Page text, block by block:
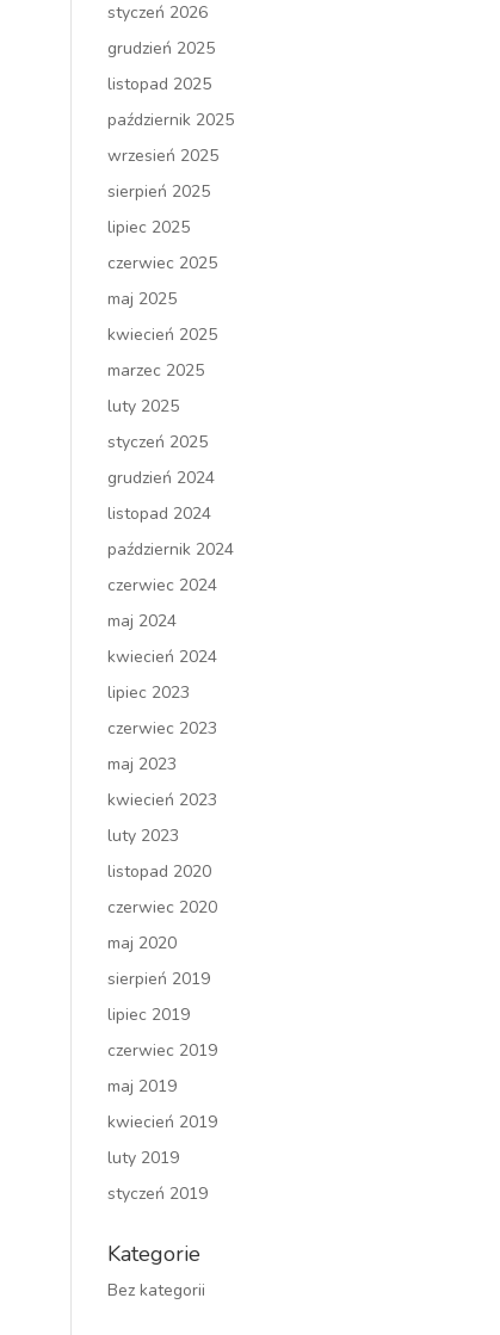
styczeń 2026
grudzień 2025
listopad 2025
październik 2025
wrzesień 2025
sierpień 2025
lipiec 2025
czerwiec 2025
maj 2025
kwiecień 2025
marzec 2025
luty 2025
styczeń 2025
grudzień 2024
listopad 2024
październik 2024
czerwiec 2024
maj 2024
kwiecień 2024
lipiec 2023
czerwiec 2023
maj 2023
kwiecień 2023
luty 2023
listopad 2020
czerwiec 2020
maj 2020
sierpień 2019
lipiec 2019
czerwiec 2019
maj 2019
kwiecień 2019
luty 2019
styczeń 2019
Kategorie
Bez kategorii